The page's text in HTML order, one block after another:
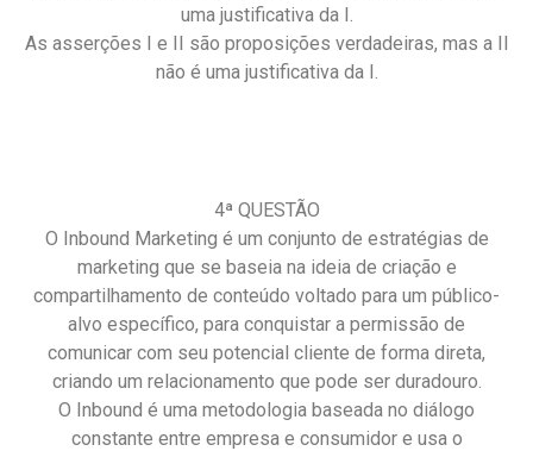
uma justificativa da I.
As asserções I e II são proposições verdadeiras, mas a II
não é uma justificativa da I.
4ª QUESTÃO
O Inbound Marketing é um conjunto de estratégias de
marketing que se baseia na ideia de criação e
compartilhamento de conteúdo voltado para um público-
alvo específico, para conquistar a permissão de
comunicar com seu potencial cliente de forma direta,
criando um relacionamento que pode ser duradouro.
O Inbound é uma metodologia baseada no diálogo
constante entre empresa e consumidor e usa o